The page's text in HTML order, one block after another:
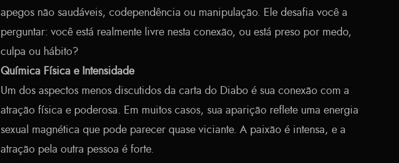
apegos não saudáveis, codependência ou manipulação. Ele desafia você a
perguntar: você está realmente livre nesta conexão, ou está preso por medo,
culpa ou hábito?
Química Física e Intensidade
Um dos aspectos menos discutidos da carta do Diabo é sua conexão com a
atração física e poderosa. Em muitos casos, sua aparição reflete uma energia
sexual magnética que pode parecer quase viciante. A paixão é intensa, e a
atração pela outra pessoa é forte.